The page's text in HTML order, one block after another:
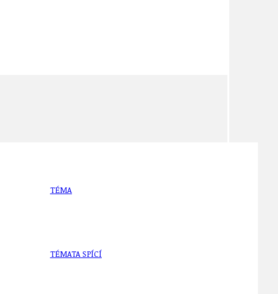
TÉMA
TÉMATA SPÍCÍ